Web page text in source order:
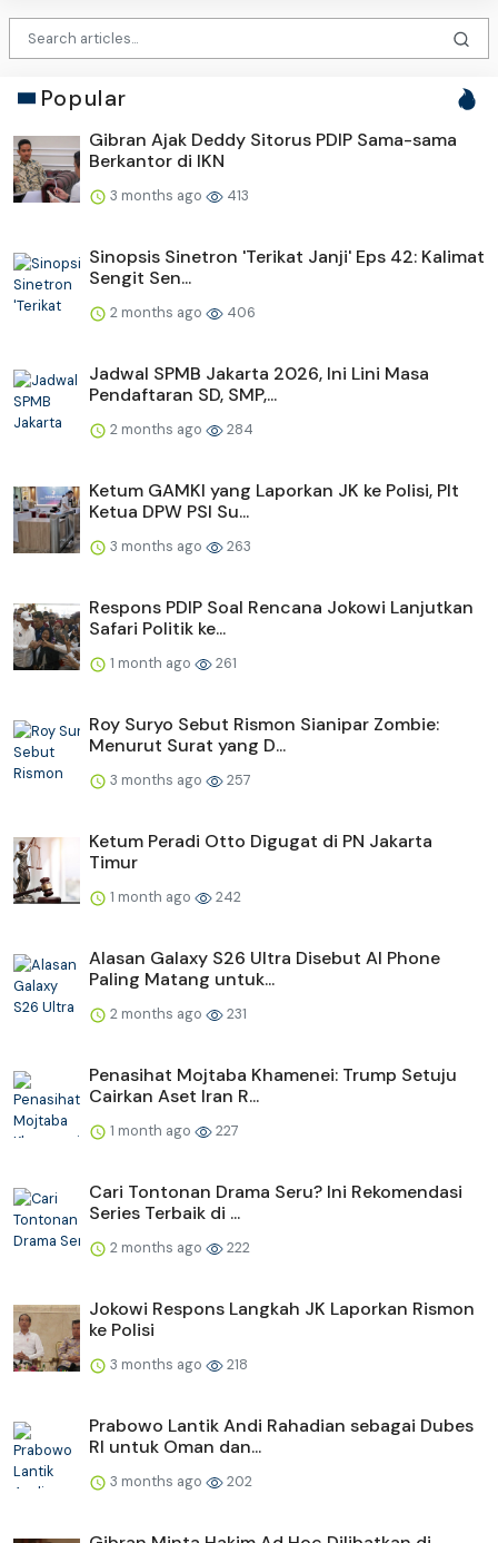
Popular
Gibran Ajak Deddy Sitorus PDIP Sama-sama
Berkantor di IKN
3 months ago 413
Sinopsis Sinetron 'Terikat Janji' Eps 42: Kalimat
Sengit Sen...
2 months ago 406
Jadwal SPMB Jakarta 2026, Ini Lini Masa
Pendaftaran SD, SMP,...
2 months ago 284
Ketum GAMKI yang Laporkan JK ke Polisi, Plt
Ketua DPW PSI Su...
3 months ago 263
Respons PDIP Soal Rencana Jokowi Lanjutkan
Safari Politik ke...
1 month ago 261
Roy Suryo Sebut Rismon Sianipar Zombie:
Menurut Surat yang D...
3 months ago 257
Ketum Peradi Otto Digugat di PN Jakarta
Timur
1 month ago 242
Alasan Galaxy S26 Ultra Disebut AI Phone
Paling Matang untuk...
2 months ago 231
Penasihat Mojtaba Khamenei: Trump Setuju
Cairkan Aset Iran R...
1 month ago 227
Cari Tontonan Drama Seru? Ini Rekomendasi
Series Terbaik di ...
2 months ago 222
Jokowi Respons Langkah JK Laporkan Rismon
ke Polisi
3 months ago 218
Prabowo Lantik Andi Rahadian sebagai Dubes
RI untuk Oman dan...
3 months ago 202